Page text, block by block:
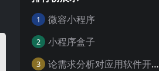
1 微容小程序
2 小程序盒子
3 论需求分析对应用软件开发的重要性